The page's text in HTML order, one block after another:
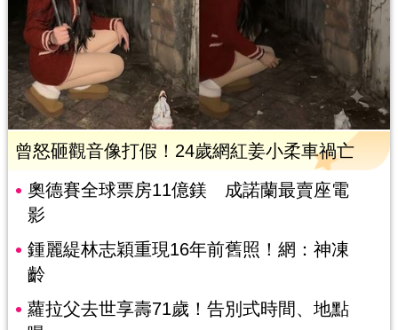
曾怒砸觀音像打假！24歲網紅姜小柔車禍亡
奧德賽全球票房11億鎂 成諾蘭最賣座電
影
鍾麗緹林志穎重現16年前舊照！網：神凍
齡
蘿拉父去世享壽71歲！告別式時間、地點